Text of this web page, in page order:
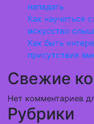
нападать
Как научиться
искусство
Как быть
присутствия
Свежие
Нет комментариев
Рубрики